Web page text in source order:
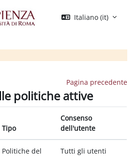
Italiano ‎(it)‎
Pagina precedente
politiche attive
Tipo
Consenso
dell'utente
Politiche del
Tutti gli utenti